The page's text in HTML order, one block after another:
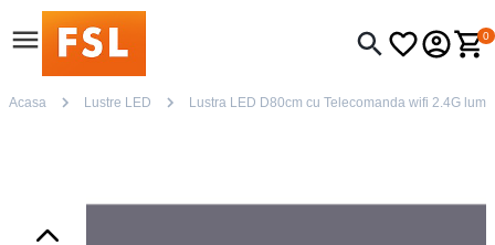
0
Acasa Lustre LED Lustra LED D80cm cu Telecomanda wifi 2.4G